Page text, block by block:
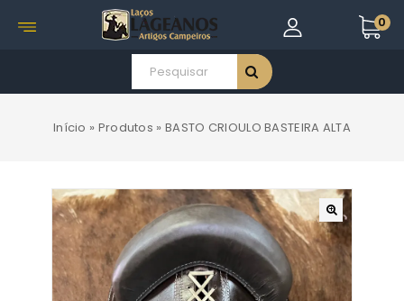
0
Início » Produtos » BASTO CRIOULO BASTEIRA ALTA